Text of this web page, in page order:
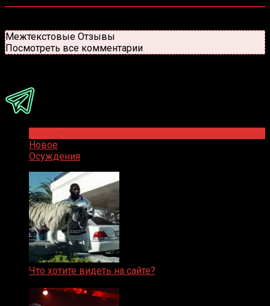
Межтекстовые Отзывы
Посмотреть все комментарии
Новое
Осуждения
Что хотите видеть на сайте?